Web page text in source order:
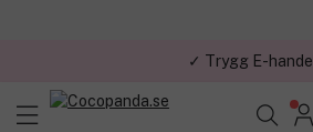
✓ Trygg E-handel